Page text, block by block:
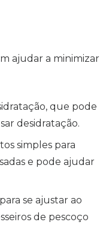
ajudar a minimizar
que pode
desidratação.
simples para
e pode ajudar
se ajustar ao
de pescoço